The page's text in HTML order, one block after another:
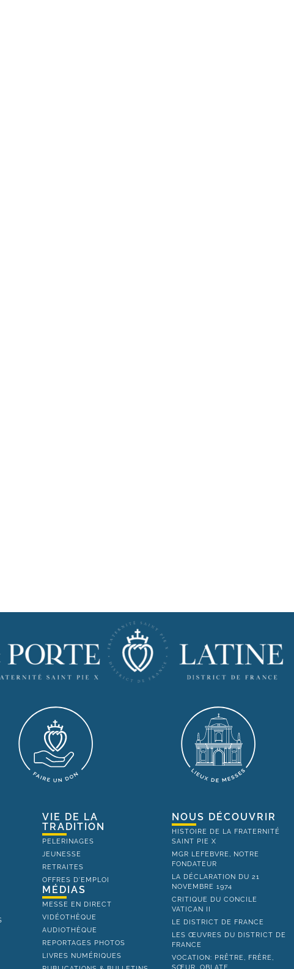
VIE DE LA
TRADITION
PELERINAGES
JEUNESSE
RETRAITES
OFFRES D'EMPLOI
MÉDIAS
MESSE EN DIRECT
VIDÉOTHÈQUE
AUDIOTHÈQUE
REPORTAGES PHOTOS
LIVRES NUMÉRIQUES
NOUS DÉCOUVRIR
HISTOIRE DE LA FRATERNITÉ
SAINT PIE X
MGR LEFEBVRE, NOTRE
FONDATEUR
LA DÉCLARATION DU 21
NOVEMBRE 1974
CRITIQUE DU CONCILE
VATICAN II
LE DISTRICT DE FRANCE
LES ŒUVRES DU DISTRICT DE
FRANCE
VOCATION: PRÊTRE, FRÈRE,